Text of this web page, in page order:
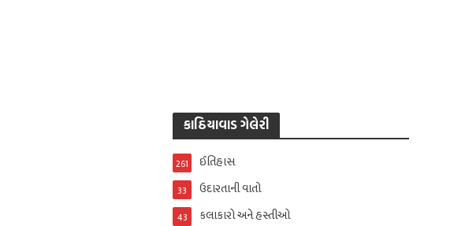
કાઠિયાવાડ ગેલેરી
ઈતિહાસ
261
ઉદારતાની વાતો
33
કલાકારો અને હસ્તીઓ
43